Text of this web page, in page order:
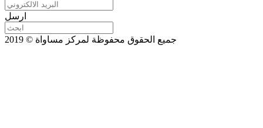
ارسل
جميع الحقوق محفوظة لمركز مساواة © 2019